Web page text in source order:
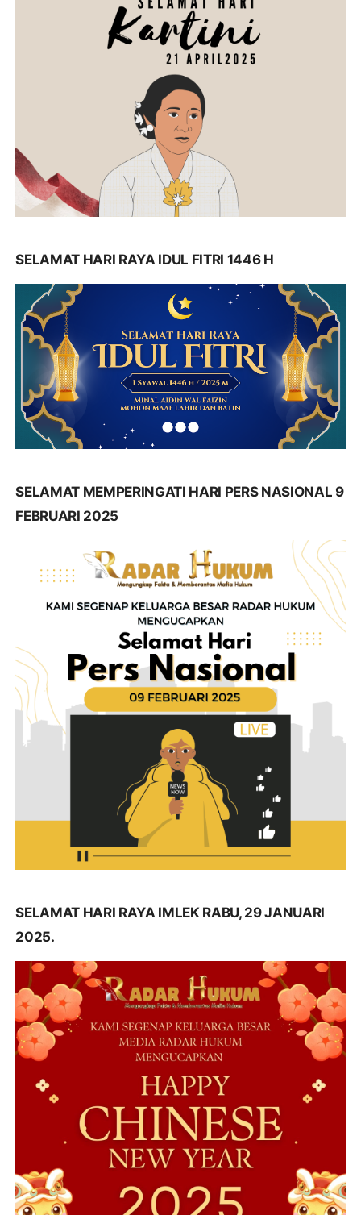
SELAMAT HARI RAYA IDUL FITRI 1446 H
SELAMAT MEMPERINGATI HARI PERS NASIONAL 9
FEBRUARI 2025
SELAMAT HARI RAYA IMLEK RABU, 29 JANUARI
2025.